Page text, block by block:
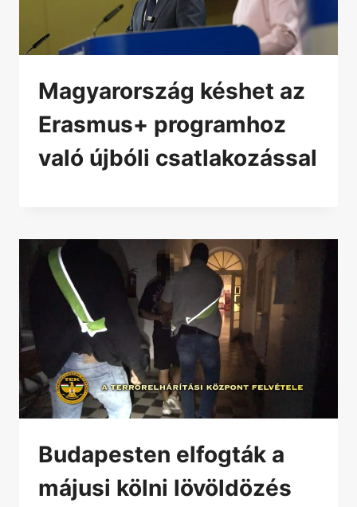
Magyarország késhet az
Erasmus+ programhoz
való újbóli csatlakozással
Budapesten elfogták a
májusi kölni lövöldözés